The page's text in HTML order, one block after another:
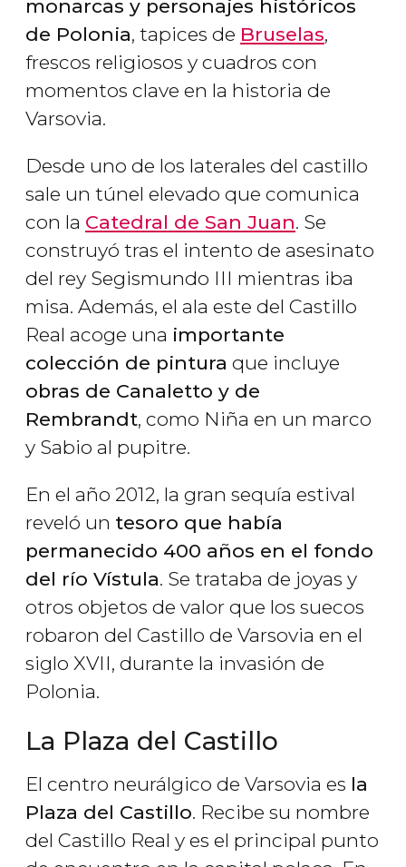
monarcas y personajes históricos
de Polonia, tapices de Bruselas,
frescos religiosos y cuadros con
momentos clave en la historia de
Varsovia.
Desde uno de los laterales del castillo
sale un túnel elevado que comunica
con la Catedral de San Juan. Se
construyó tras el intento de asesinato
del rey Segismundo III mientras iba
misa. Además, el ala este del Castillo
Real acoge una importante
colección de pintura que incluye
obras de Canaletto y de
Rembrandt, como Niña en un marco
y Sabio al pupitre.
En el año 2012, la gran sequía estival
reveló un tesoro que había
permanecido 400 años en el fondo
del río Vístula. Se trataba de joyas y
otros objetos de valor que los suecos
robaron del Castillo de Varsovia en el
siglo XVII, durante la invasión de
Polonia.
La Plaza del Castillo
El centro neurálgico de Varsovia es la
Plaza del Castillo. Recibe su nombre
del Castillo Real y es el principal punto